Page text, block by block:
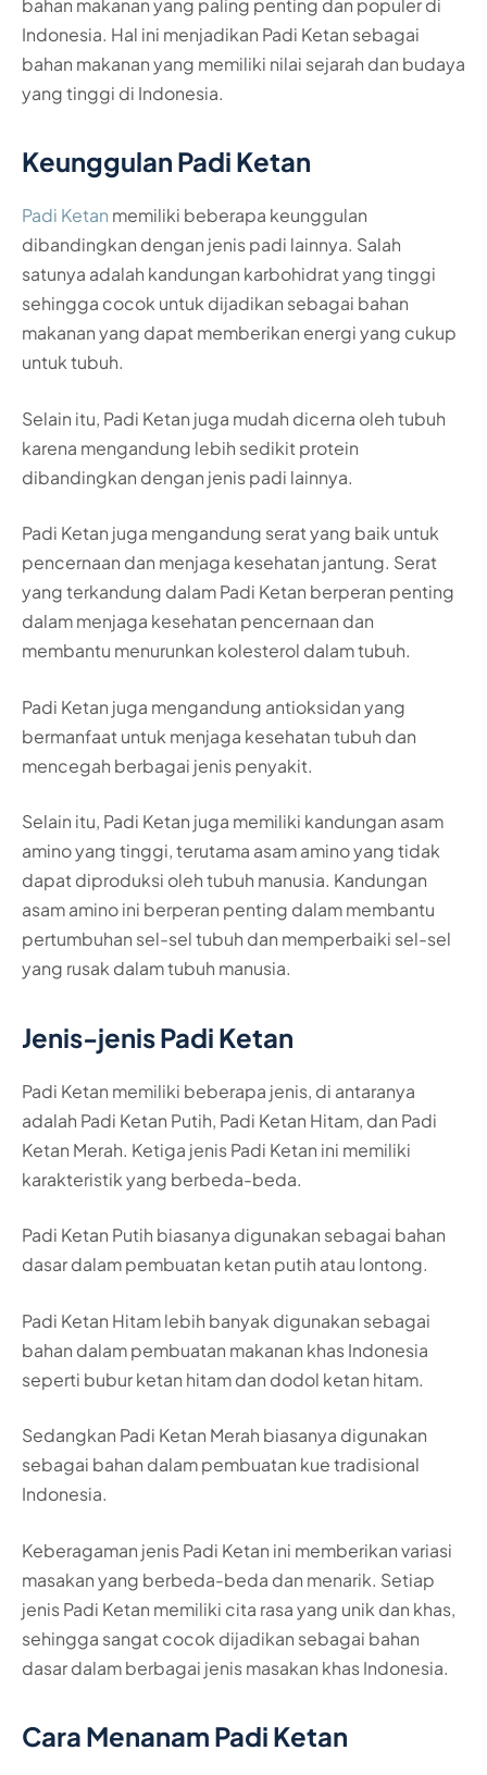
bahan makanan yang paling penting dan populer di
Indonesia. Hal ini menjadikan Padi Ketan sebagai
bahan makanan yang memiliki nilai sejarah dan budaya
yang tinggi di Indonesia.
Keunggulan Padi Ketan
Padi Ketan memiliki beberapa keunggulan
dibandingkan dengan jenis padi lainnya. Salah
satunya adalah kandungan karbohidrat yang tinggi
sehingga cocok untuk dijadikan sebagai bahan
makanan yang dapat memberikan energi yang cukup
untuk tubuh.
Selain itu, Padi Ketan juga mudah dicerna oleh tubuh
karena mengandung lebih sedikit protein
dibandingkan dengan jenis padi lainnya.
Padi Ketan juga mengandung serat yang baik untuk
pencernaan dan menjaga kesehatan jantung. Serat
yang terkandung dalam Padi Ketan berperan penting
dalam menjaga kesehatan pencernaan dan
membantu menurunkan kolesterol dalam tubuh.
Padi Ketan juga mengandung antioksidan yang
bermanfaat untuk menjaga kesehatan tubuh dan
mencegah berbagai jenis penyakit.
Selain itu, Padi Ketan juga memiliki kandungan asam
amino yang tinggi, terutama asam amino yang tidak
dapat diproduksi oleh tubuh manusia. Kandungan
asam amino ini berperan penting dalam membantu
pertumbuhan sel-sel tubuh dan memperbaiki sel-sel
yang rusak dalam tubuh manusia.
Jenis-jenis Padi Ketan
Padi Ketan memiliki beberapa jenis, di antaranya
adalah Padi Ketan Putih, Padi Ketan Hitam, dan Padi
Ketan Merah. Ketiga jenis Padi Ketan ini memiliki
karakteristik yang berbeda-beda.
Padi Ketan Putih biasanya digunakan sebagai bahan
dasar dalam pembuatan ketan putih atau lontong.
Padi Ketan Hitam lebih banyak digunakan sebagai
bahan dalam pembuatan makanan khas Indonesia
seperti bubur ketan hitam dan dodol ketan hitam.
Sedangkan Padi Ketan Merah biasanya digunakan
sebagai bahan dalam pembuatan kue tradisional
Indonesia.
Keberagaman jenis Padi Ketan ini memberikan variasi
masakan yang berbeda-beda dan menarik. Setiap
jenis Padi Ketan memiliki cita rasa yang unik dan khas,
sehingga sangat cocok dijadikan sebagai bahan
dasar dalam berbagai jenis masakan khas Indonesia.
Cara Menanam Padi Ketan